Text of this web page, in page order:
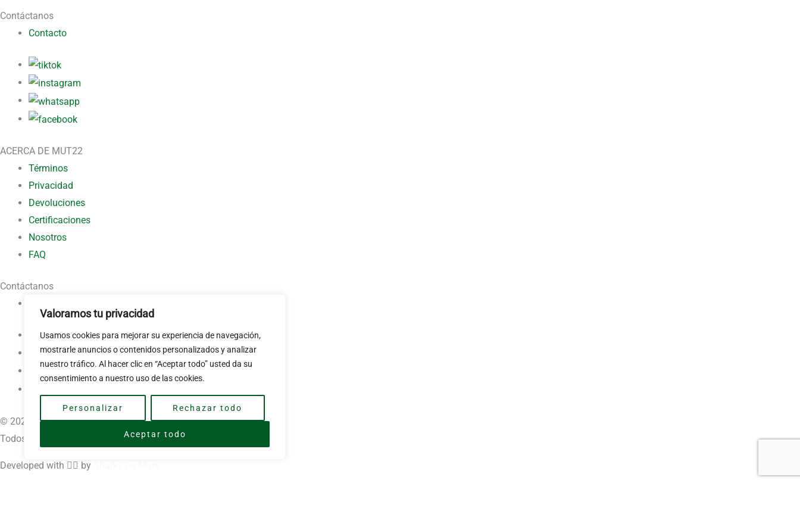
Valoramos tu privacidad
Usamos cookies para mejorar su experiencia de navegación,
mostrarle anuncios o contenidos personalizados y analizar
nuestro tráfico. Al hacer clic en “Aceptar todo” usted da su
consentimiento a nuestro uso de las cookies.
Personalizar Rechazar todo
Aceptar todo
Contáctanos
Contacto
ACERCA DE MUT22
Términos
Privacidad
Devoluciones
Certificaciones
Nosotros
FAQ
Contáctanos
© 2025 MUT22.
Todos los derechos reservados.
Developed with ❤️‍🔥 by